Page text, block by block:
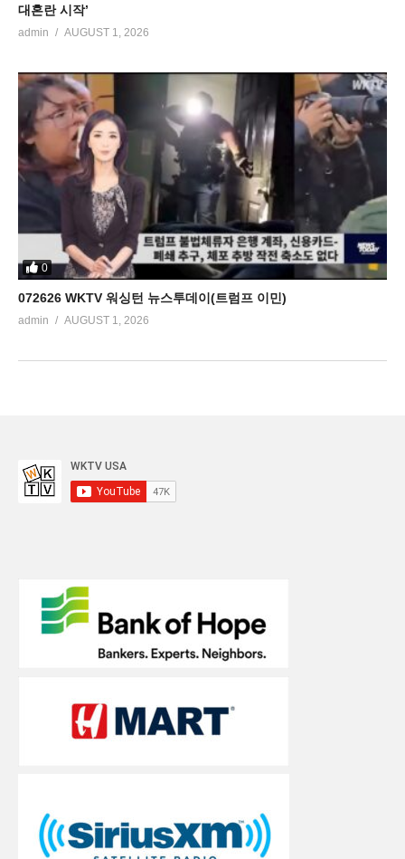
대혼란 시작’
admin AUGUST 1, 2026
0
072626 WKTV 워싱턴 뉴스투데이(트럼프 이민)
admin AUGUST 1, 2026